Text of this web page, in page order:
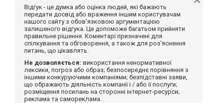
Відгук - це думка або оцінка людей, які бажають
передати досвід або враження іншим користувачам
нашого сайту з обов'язковою аргументацією
залишеного відгука. Це допоможе багатьом прийняти
правильне рішення. Коментарі призначені для
спілкування та обговорення, а також для роз'яснення
питань, що цікавлять.
Не дозволяється: використання ненормативної
лексики, погроз або образ; безпосереднє порівняння з
іншими конкуруючими компаніями; безпідставні заяви,
що ображають діяльність компанії і / або її послуги;
розміщення посилань на сторонні інтернет-ресурси;
реклама та самореклама.